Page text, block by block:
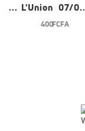
0... L'Union 07/
400 FCFA